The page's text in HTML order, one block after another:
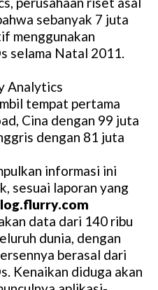
sebanyak 7 juta
menggunakan
selama Natal 2011.
Analytics
tempat pertama
Cina dengan 99 juta
dengan 81 juta
informasi ini
sesuai laporan yang
data dari 140 ribu
dunia, dengan
berasal dari
Kenaikan diduga akan